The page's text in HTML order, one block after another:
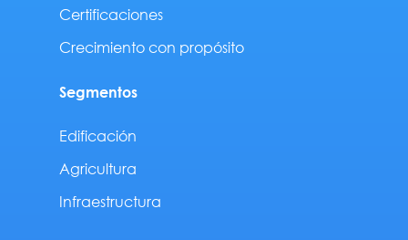
Certificaciones
Crecimiento con propósito
Segmentos
Edificación
Agricultura
Infraestructura